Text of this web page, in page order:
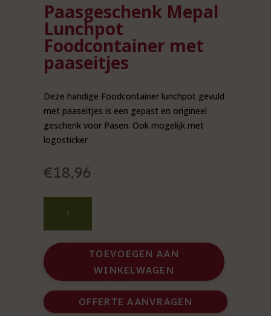
Paasgeschenk Mepal
Lunchpot
Foodcontainer met
paaseitjes
Deze handige Foodcontainer lunchpot gevuld
met paaseitjes is een gepast en origineel
geschenk voor Pasen. Ook mogelijk met
logosticker
€18,96
Lunchpot
Foodcontainer
met
paaseitjes
aantal
TOEVOEGEN AAN
WINKELWAGEN
OFFERTE AANVRAGEN